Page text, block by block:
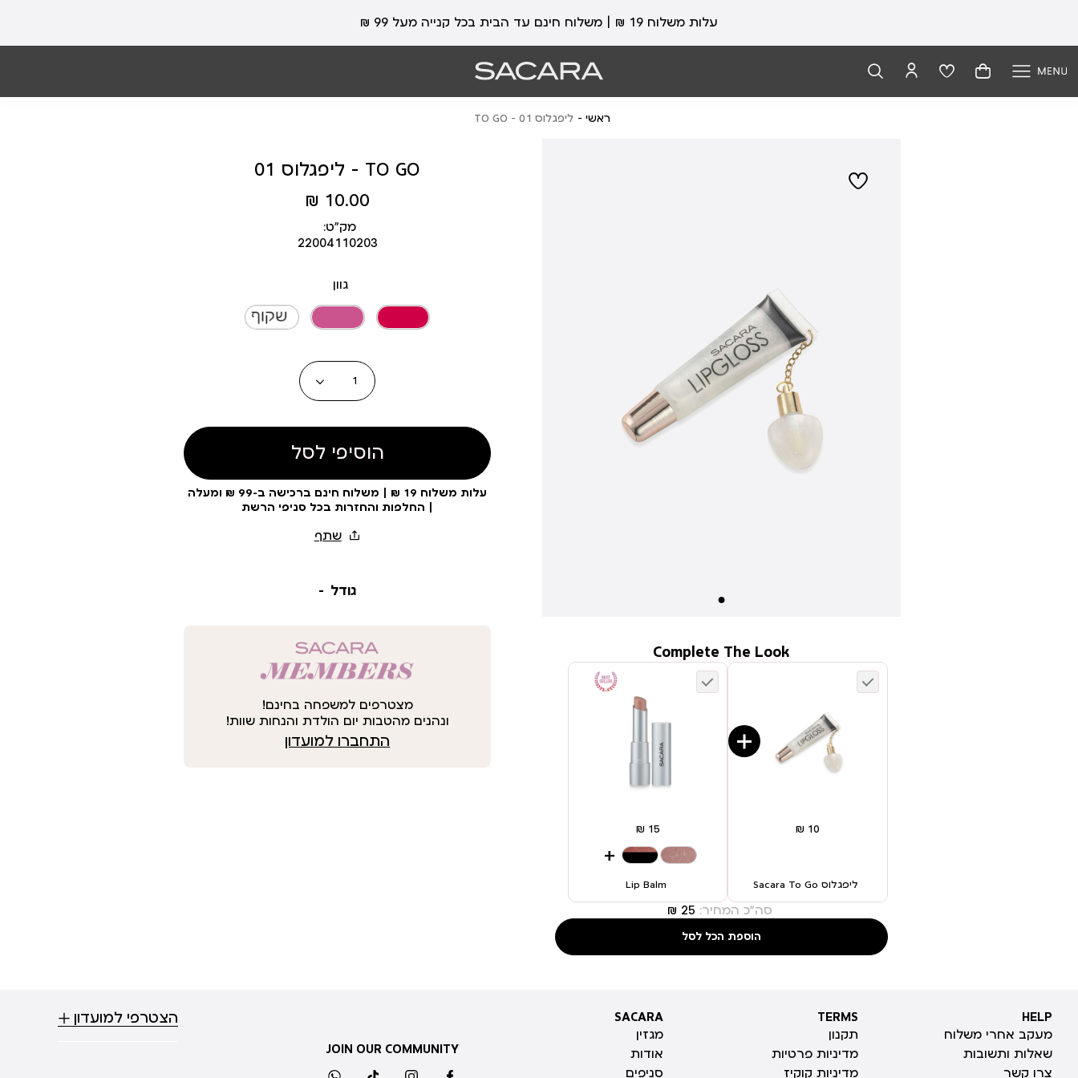
עלות משלוח 19 ₪ | משלוח חינם עד הבית בכל קנייה מעל 99 ₪
ראשי ליפגלוס 01 - TO GO
ליפגלוס 01 - TO GO
מחיר
מוצר
10.00 ₪
מק״ט:
22004110203
גוון
כמות
הוסיפי לסל
עלות משלוח 19 ₪ | משלוח חינם ברכישה ב-99 ₪ ומעלה
| החלפות והחזרות בכל סניפי הרשת
גודל
מצטרפים למשפחה בחינם!
ונהנים מהטבות יום הולדת והנחות שוות!
התחברו למועדון
ליפגלוס Sacara To Go Lip Balm
+
Complete The Look
סה"כ המחיר:
הוספת הכל לסל
HELP
HELP
מעקב אחרי משלוח
שאלות ותשובות
צרו קשר
TERMS
TERMS
תקנון
מדיניות פרטיות
מדיניות קוקיז
SACARA
SACARA
מגזין
אודות
סניפים
JOIN OUR COMMUNITY
הצטרפי למועדון